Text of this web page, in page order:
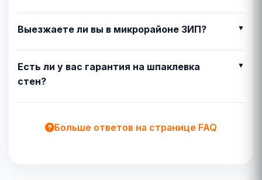
Выезжаете ли вы в микрорайоне ЗИП?
Есть ли у вас гарантия на шпаклевка
стен?
Больше ответов на странице FAQ